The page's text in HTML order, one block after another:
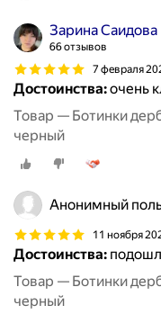
Зарина Саидова
66 отзывов
7 февраля
Достоинства:очень
Товар — Ботинки
черный
Анонимный
11 ноября
Достоинства:
Товар — Ботинки
черный